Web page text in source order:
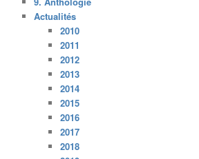
Actualités
2010
2011
2012
2013
2014
2015
2016
2017
2018